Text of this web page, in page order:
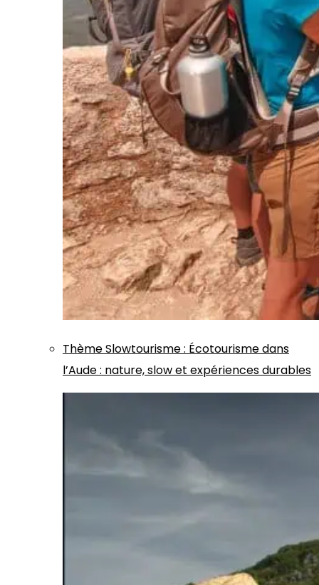
ThèmeSlowtourisme: Écotourisme dans
l’Aude : nature, slow et expériences durables